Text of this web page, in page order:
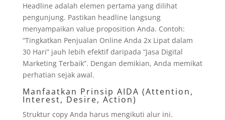
Headline adalah elemen pertama yang dilihat
pengunjung. Pastikan headline langsung
menyampaikan value proposition Anda. Contoh:
“Tingkatkan Penjualan Online Anda 2x Lipat dalam
30 Hari” jauh lebih efektif daripada “Jasa Digital
Marketing Terbaik”. Dengan demikian, Anda memikat
perhatian sejak awal.
Manfaatkan Prinsip AIDA (Attention,
Interest, Desire, Action)
Struktur copy Anda harus mengikuti alur ini.